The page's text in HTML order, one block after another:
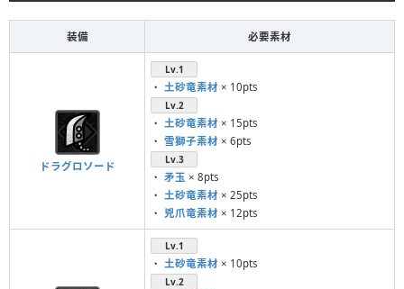
装備 必要素材
ドラグロソード
Lv.1
・ 土砂竜素材 × 10pts
Lv.2
・ 土砂竜素材 × 15pts
・ 雪獅子素材 × 6pts
Lv.3
・ 矛玉 × 8pts
・ 土砂竜素材 × 25pts
・ 兇爪竜素材 × 12pts
Lv.1
・ 土砂竜素材 × 10pts
Lv.2